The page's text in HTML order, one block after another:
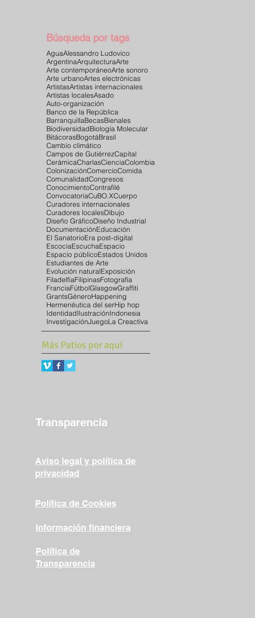
Búsqueda por tags
AguaAlessandro Ludovico
ArgentinaArquitecturaArte
Arte contemporáneoArte sonoro
Arte urbanoArtes electrónicas
ArtistasArtistas internacionales
Artistas localesAsado
Auto-organización
Banco de la República
BarranquillaBecasBienales
BiodiversidadBiología Molecular
BitácorasBogotáBrasil
Cambio climático
Campos de GutiérrezCapital
CerámicaCharlasCienciaColombia
ColonizaciónComercioComida
ComunalidadCongresos
ConocimientoContrafilé
ConvocatoriaCuBO.XCuerpo
Curadores internacionales
Curadores localesDibujo
Diseño GráficoDiseño Industrial
DocumentaciónEducación
El SanatorioEra post-digital
EscociaEscuchaEspacio
Espacio públicoEstados Unidos
Estudiantes de Arte
Evolución naturalExposición
FiladelfiaFilipinasFotografía
FranciaFútbolGlasgowGraffiti
GrantsGéneroHappening
Hermenéutica del serHip hop
IdentidadIlustraciónIndonesia
InvestigaciónJuegoLa Creactiva
Más Patios por aquí
Transparencia
Aviso legal y política de
privacidad
Política de Cookies
Información financiera
Política de
Transparencia